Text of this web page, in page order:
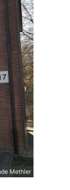
Methler